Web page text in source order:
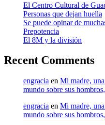
El Centro Cultural de
Personas que dejan huella
Se puede opinar de
Prepotencia
El 8M y la división
Recent Comments
engracia en Mi madre,
mundo sobre sus
engracia en Mi madre,
mundo sobre sus